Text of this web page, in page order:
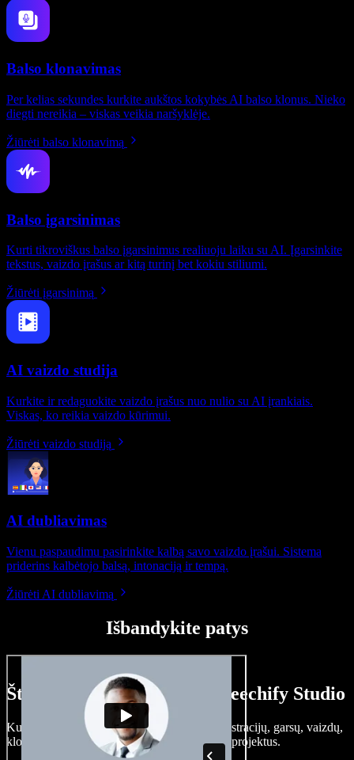
Balso klonavimas
Per kelias sekundes kurkite aukštos kokybės AI balso klonus. Nieko
diegti nereikia – viskas veikia naršyklėje.
Žiūrėti balso klonavimą
Balso įgarsinimas
Kurti tikroviškus balso įgarsinimus realiuoju laiku su AI. Įgarsinkite
tekstus, vaizdo įrašus ar kitą turinį bet kokiu stiliumi.
Žiūrėti įgarsinimą
AI vaizdo studija
Kurkite ir redaguokite vaizdo įrašus nuo nulio su AI įrankiais.
Viskas, ko reikia vaizdo kūrimui.
Žiūrėti vaizdo studiją
AI dubliavimas
Vienu paspaudimu pasirinkite kalbą savo vaizdo įrašui. Sistema
priderins kalbėtojo balsą, intonaciją ir tempą.
Žiūrėti AI dubliavimą
Išbandykite patys
Štai ką galite nuveikti su Speechify Studio
Kurkite įgarsinimus, pridėkite nemokamų iliustracijų, garsų, vaizdų,
klonuokite balsą – kurkite pilnus, įspūdingus projektus.